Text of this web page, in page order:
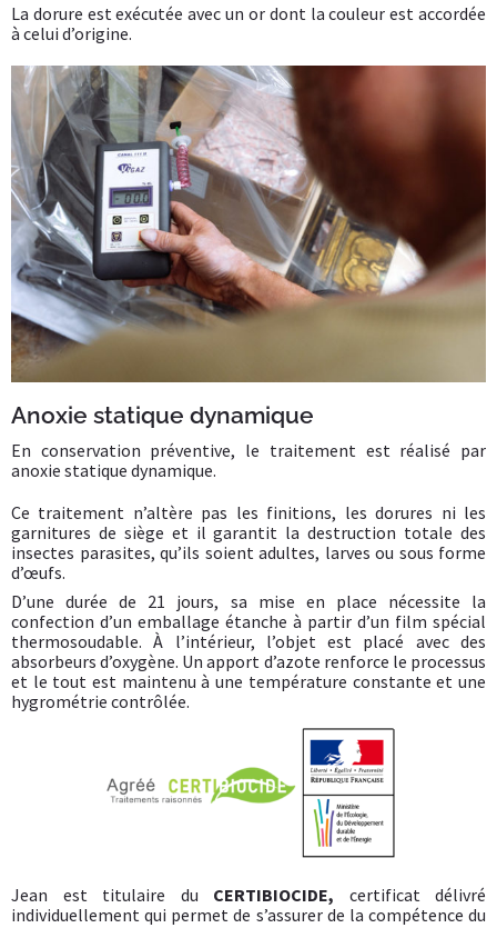
La dorure est exécutée avec un or dont la couleur est accordée
à celui d’origine.
Anoxie statique dynamique​
En conservation préventive, le traitement est réalisé par
anoxie statique dynamique.
Ce traitement n’altère pas les finitions, les dorures ni les
garnitures de siège et il garantit la destruction totale des
insectes parasites, qu’ils soient adultes, larves ou sous forme
d’œufs.
D’une durée de 21 jours, sa mise en place nécessite la
confection d’un emballage étanche à partir d’un film spécial
thermosoudable. À l’intérieur, l’objet est placé avec des
absorbeurs d’oxygène. Un apport d’azote renforce le processus
et le tout est maintenu à une température constante et une
hygrométrie contrôlée.
Jean est titulaire du CERTIBIOCIDE, certificat délivré
individuellement qui permet de s’assurer de la compétence du